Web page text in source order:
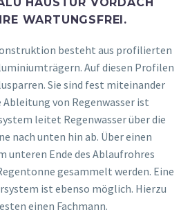
WARTUNGSFREI.
besteht aus profilierten
Auf diesen Profilen
Sie sind fest miteinander
Ableitung von Regenwasser ist
leitet Regenwasser über die
nach unten hin ab. Über einen
unteren Ende des Ablaufrohres
gesammelt werden. Eine
ist ebenso möglich. Hierzu
einen Fachmann.